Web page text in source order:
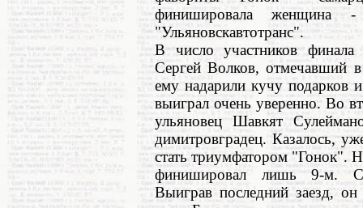
финишировала женщина
"Ульяновскавтотранс".
В число участников финала
Сергей Волков, отмечавший
ему надарили кучу подарков
выиграл очень уверенно. Во
ульяновец Шавкят
димитровградец. Казалось,
стать триумфатором "Гонок".
финишировал лишь 9-м.
Выиграв последний заезд,